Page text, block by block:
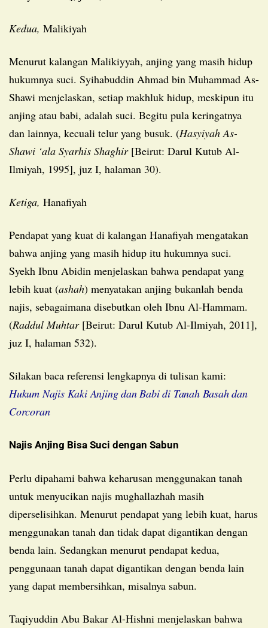
Kedua, Malikiyah
Menurut kalangan Malikiyyah, anjing yang masih hidup
hukumnya suci. Syihabuddin Ahmad bin Muhammad As-
Shawi menjelaskan, setiap makhluk hidup, meskipun itu
anjing atau babi, adalah suci. Begitu pula keringatnya
dan lainnya, kecuali telur yang busuk. (Hasyiyah As-
Shawi ‘ala Syarhis Shaghir[Beirut: Darul Kutub Al-
Ilmiyah, 1995], juz I, halaman 30).
Ketiga, Hanafiyah
Pendapat yang kuat di kalangan Hanafiyah mengatakan
bahwa anjing yang masih hidup itu hukumnya suci.
Syekh Ibnu Abidin menjelaskan bahwa pendapat yang
lebih kuat (ashah) menyatakan anjing bukanlah benda
najis, sebagaimana disebutkan oleh Ibnu Al-Hammam.
(Raddul Muhtar[Beirut: Darul Kutub Al-Ilmiyah, 2011],
juz I, halaman 532).
Silakan baca referensi lengkapnya di tulisan kami:
Hukum Najis Kaki Anjing dan Babi di Tanah Basah dan
Corcoran
Najis Anjing Bisa Suci dengan Sabun
Perlu dipahami bahwa keharusan menggunakan tanah
untuk menyucikan najis mughallazhah masih
diperselisihkan. Menurut pendapat yang lebih kuat, harus
menggunakan tanah dan tidak dapat digantikan dengan
benda lain. Sedangkan menurut pendapat kedua,
penggunaan tanah dapat digantikan dengan benda lain
yang dapat membersihkan, misalnya sabun.
Taqiyuddin Abu Bakar Al-Hishni menjelaskan bahwa